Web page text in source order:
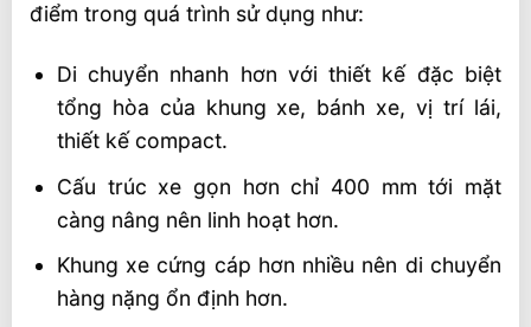
điểm trong quá trình sử dụng như:
Di chuyển nhanh hơn với thiết kế đặc biệt
tổng hòa của khung xe, bánh xe, vị trí lái,
thiết kế compact.
Cấu trúc xe gọn hơn chỉ 400 mm tới mặt
càng nâng nên linh hoạt hơn.
Khung xe cứng cáp hơn nhiều nên di chuyển
hàng nặng ổn định hơn.